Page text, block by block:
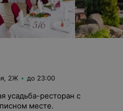
2Ж до 23:00
усадьба-ресторан с
месте.